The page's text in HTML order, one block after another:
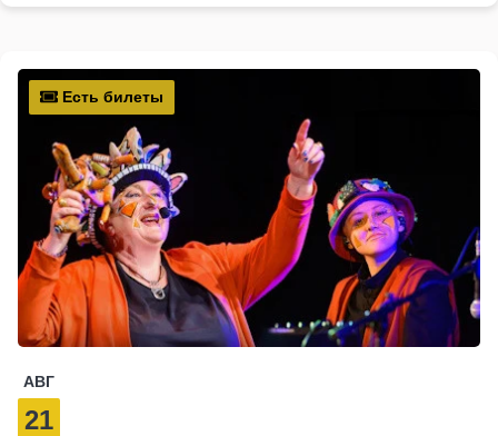
Есть билеты
АВГ
21